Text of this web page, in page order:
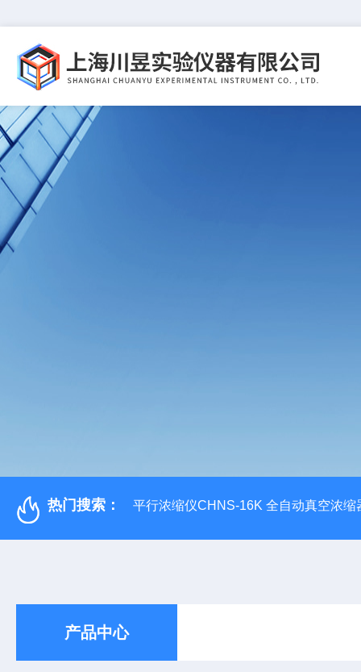
热门搜索： 平行浓缩仪CHNS-16K 全自动真空浓缩
产品中心